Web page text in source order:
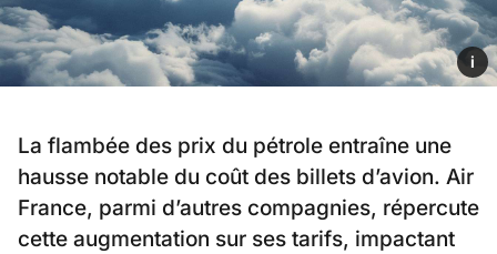
i
La flambée des prix du pétrole entraîne une
hausse notable du coût des billets d’avion. Air
France, parmi d’autres compagnies, répercute
cette augmentation sur ses tarifs, impactant